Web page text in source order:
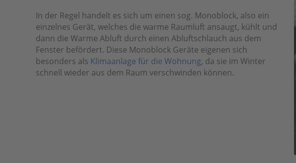
In der Regel handelt es sich um einen sog. Monoblock, also ein
einzelnes Gerät, welches die warme Raumluft ansaugt, kühlt und
dann die Warme Abluft durch einen Abluftschlauch aus dem
Fenster befördert. Diese Monoblock Geräte eigenen sich
besonders als Klimaanlage für die Wohnung, da sie im Winter
schnell wieder aus dem Raum verschwinden können.